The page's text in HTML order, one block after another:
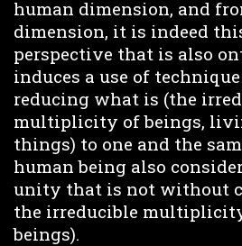
human dimension, and
dimension, it is indeed
perspective that is also
induces a use of
reducing what is (the
multiplicity of beings,
things) to one and the
human being also
unity that is not without
the irreducible
beings).